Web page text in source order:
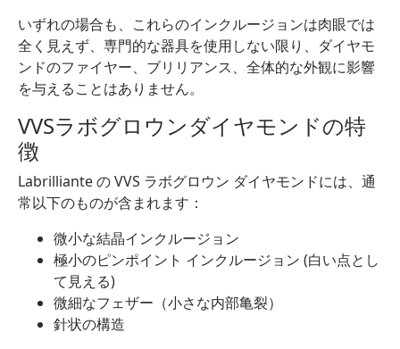
いずれの場合も、これらのインクルージョンは肉眼では
全く見えず、専門的な器具を使用しない限り、ダイヤモ
ンドのファイヤー、ブリリアンス、全体的な外観に影響
を与えることはありません。
VVSラボグロウンダイヤモンドの特
徴
Labrilliante の VVS ラボグロウン ダイヤモンドには、通
常以下のものが含まれます：
微小な結晶インクルージョン
極小のピンポイント インクルージョン (白い点とし
て見える)
微細なフェザー（小さな内部亀裂）
針状の構造